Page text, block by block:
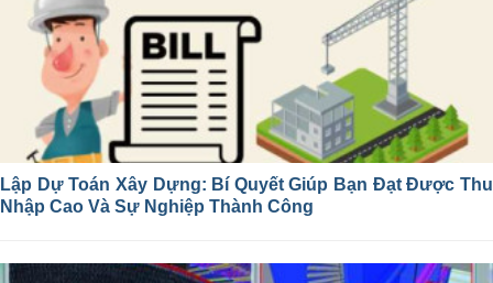
Lập Dự Toán Xây Dựng: Bí Quyết Giúp Bạn Đạt Được Thu
Nhập Cao Và Sự Nghiệp Thành Công